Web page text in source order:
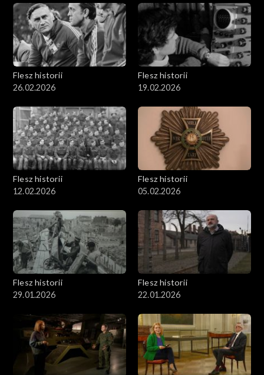
Flesz historii
26.02.2026
Flesz historii
19.02.2026
Flesz historii
12.02.2026
Flesz historii
05.02.2026
Flesz historii
29.01.2026
Flesz historii
22.01.2026